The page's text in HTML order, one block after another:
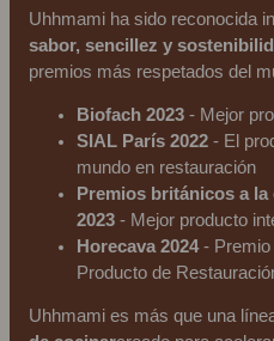
Uhhmami ha sido reconocida
sabor, sencillez y
premios más respetados del
Biofach 2023 - Mejor
SIAL París 2022 - El
mundo en restauración
Premios británicos a
2023 - Mejor producto
Horecava 2024- Premio
Producto de
Uhhmami es más que una